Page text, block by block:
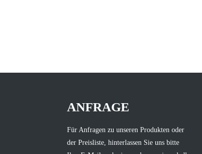
ANFRAGE
Für Anfragen zu unseren Produkten oder
der Preisliste, hinterlassen Sie uns bitte